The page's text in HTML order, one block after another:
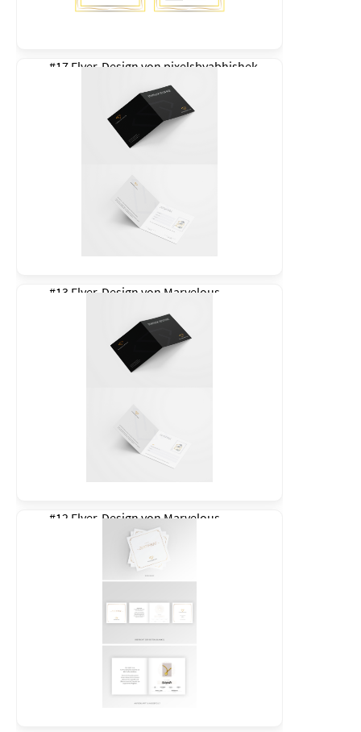
#17 Flyer-Design von pixelsbyabhishek
#13 Flyer-Design von Marvelous
#12 Flyer-Design vonMarvelous